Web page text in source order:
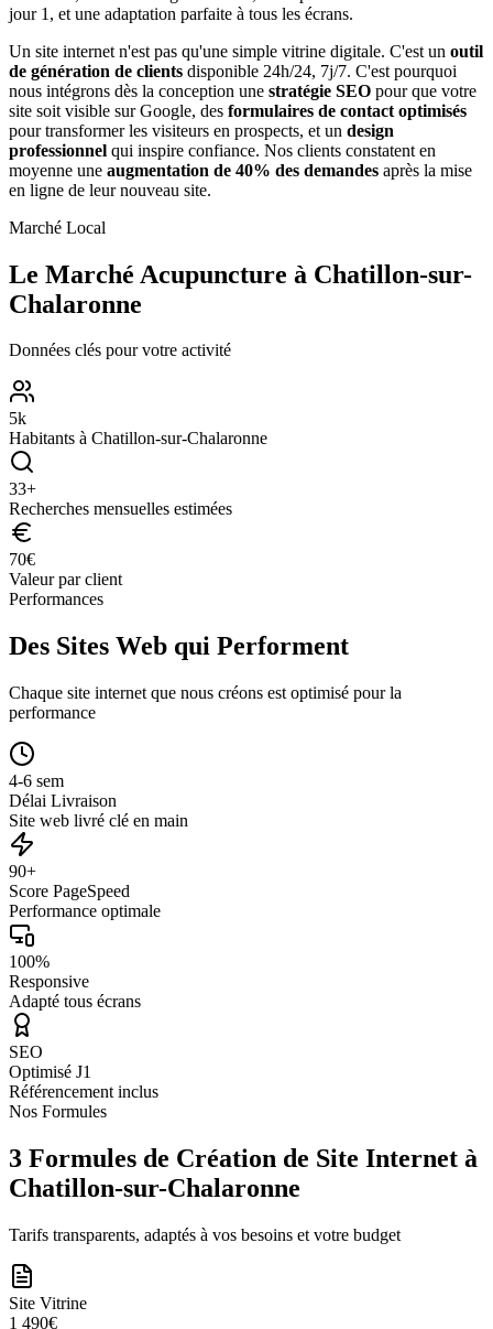
jour 1, et une adaptation parfaite à tous les écrans.
Un site internet n'est pas qu'une simple vitrine digitale. C'est un outil
de génération de clients disponible 24h/24, 7j/7. C'est pourquoi
nous intégrons dès la conception une stratégie SEO pour que votre
site soit visible sur Google, des formulaires de contact optimisés
pour transformer les visiteurs en prospects, et un design
professionnel qui inspire confiance. Nos clients constatent en
moyenne une augmentation de 40% des demandes après la mise
en ligne de leur nouveau site.
Marché Local
Le Marché Acupuncture à Chatillon-sur-
Chalaronne
Données clés pour votre activité
5k
Habitants à Chatillon-sur-Chalaronne
33+
Recherches mensuelles estimées
70€
Valeur par client
Performances
Des Sites Web qui Performent
Chaque site internet que nous créons est optimisé pour la
performance
4-6 sem
Délai Livraison
Site web livré clé en main
90+
Score PageSpeed
Performance optimale
100%
Responsive
Adapté tous écrans
SEO
Optimisé J1
Référencement inclus
Nos Formules
3 Formules de Création de Site Internet à
Chatillon-sur-Chalaronne
Tarifs transparents, adaptés à vos besoins et votre budget
Site Vitrine
1 490€